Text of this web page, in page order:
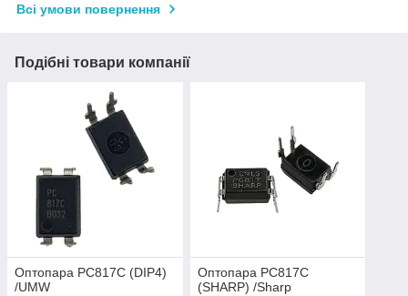
Всі умови повернення
Подібні товари компанії
Оптопара PC817C (DIP4)
/UMW
Оптопара PC817C
(SHARP) /Sharp